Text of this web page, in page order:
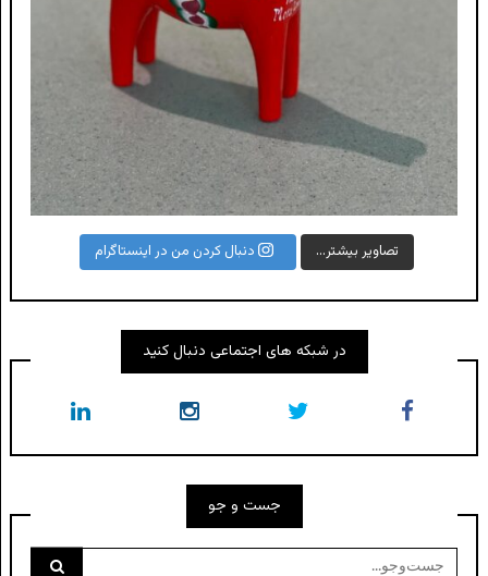
تصاویر بیشتر... دنبال کردن من در اینستاگرام
در شبکه های اجتماعی دنبال کنید
جست و جو
جست‌وجو